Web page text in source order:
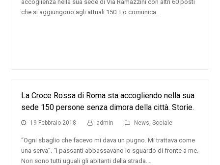
accoglienza nella sua sede di Via Ramazzini con altri 60 posti
che si aggiungono agli attuali 150. Lo comunica…
La Croce Rossa di Roma sta accogliendo nella sua
sede 150 persone senza dimora della città. Storie.
19 Febbraio 2018 admin News, Sociale
“Ogni sbaglio che facevo mi dava un pugno. Mi trattava come
una serva”. “I passanti abbassavano lo sguardo di fronte a me.
Non sono tutti uguali gli abitanti della strada.…